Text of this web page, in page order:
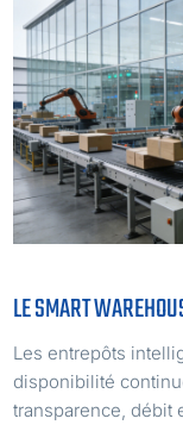
LE SMART
Les entrepôts
disponibilité
transparence, débit